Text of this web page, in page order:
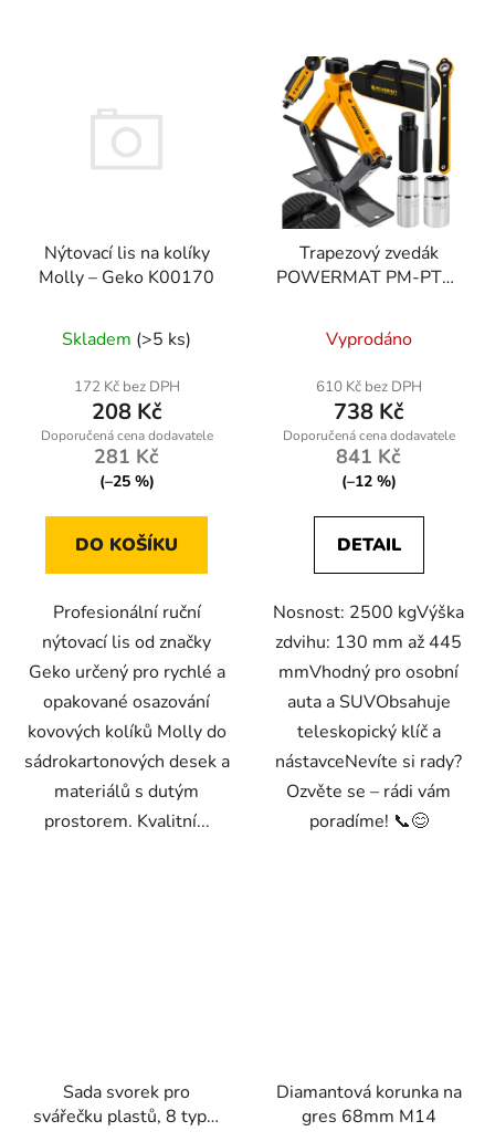
Nýtovací lis na kolíky
Molly – Geko K00170
Skladem (>5 ks)
172 Kč bez DPH
208 Kč
281 Kč
(–25 %)
DO KOŠÍKU
Profesionální ruční
nýtovací lis od značky
Geko určený pro rychlé a
opakované osazování
kovových kolíků Molly do
sádrokartonových desek a
materiálů s dutým
prostorem. Kvalitní...
Trapezový zvedák
POWERMAT PM-PTR-
hodnocení
produktu
je
5,0
z
Vyprodáno
610 Kč bez DPH
738 Kč
841 Kč
(–12 %)
DETAIL
Nosnost: 2500 kgVýška
zdvihu: 130 mm až 445
mmVhodný pro osobní
auta a SUVObsahuje
teleskopický klíč a
nástavceNevíte si rady?
Ozvěte se – rádi vám
poradíme! 📞😊
Sada svorek pro
svářečku plastů, 8 typů,
Diamantová korunka na
gres 68mm M14